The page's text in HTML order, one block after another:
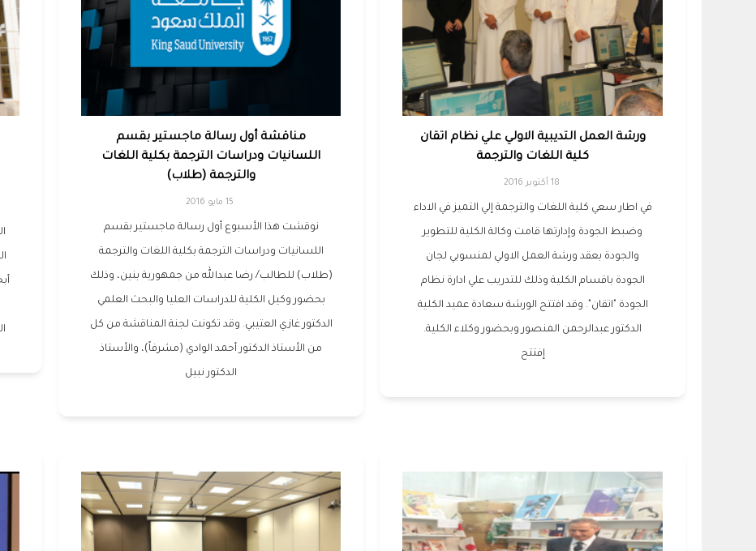
ورشة العمل التديبية الاولي علي نظام اتقان
كلية اللغات والترجمة
18 أكتوبر 2016
في اطار سعي كلية اللغات والترجمة إلي التميز في الاداء
وضبط الجودة وإدارتها قامت وكالة الكلية للتطوير
والجودة بعقد ورشة العمل الاولي لمنسوبي لجان
الجودة باقسام الكلية وذلك للتدريب علي ادارة نظام
الجودة "اتقان". وقد افتتح الورشة سعادة عميد الكلية
الدكتور عبدالرحمن المنصور وبحضور وكلاء الكلية.
إفتتح
مناقشة أول رسالة ماجستير بقسم
اللسانيات ودراسات الترجمة بكلية اللغات
والترجمة (طلاب)
15 مايو 2016
نوقشت هذا الأسبوع أول رسالة ماجستير بقسم
اللسانيات ودراسات الترجمة بكلية اللغات والترجمة
(طلاب) للطالب/ رضا عبدالله من جمهورية بنين، وذلك
بحضور وكيل الكلية للدراسات العليا والبحث العلمي
الدكتور غازي العتيبي. وقد تكونت لجنة المناقشة من كل
من الأستاذ الدكتور أحمد الوادي (مشرفاً)، والأستاذ
الدكتور نبيل